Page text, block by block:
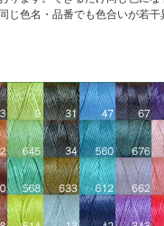
じ色名・品番でも色合いが若干